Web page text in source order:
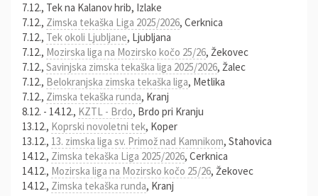
7.12., Tek na Kalanov hrib, Izlake
7.12., Zimska tekaška Liga 2025/2026, Cerknica
7.12., Tek okoli Ljubljane, Ljubljana
7.12., Mozirska liga na Mozirsko kočo 25/26, Žekovec
7.12., Savinjska zimska tekaška liga 2025/2026, Žalec
7.12., Belokranjska zimska tekaška liga, Metlika
7.12., Zimska tekaška runda, Kranj
8.12. - 14.12., KZTL - Brdo, Brdo pri Kranju
13.12., Koprski novoletni tek, Koper
13.12., 13. zimska liga sv. Primož nad Kamnikom, Stahovica
14.12., Zimska tekaška Liga 2025/2026, Cerknica
14.12., Mozirska liga na Mozirsko kočo 25/26, Žekovec
14.12., Zimska tekaška runda, Kranj